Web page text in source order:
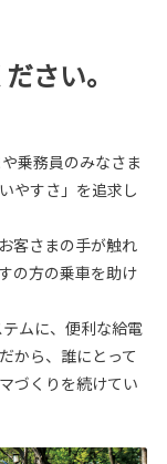
さい。
乗務員のみなさま
やすさ」を追求し
客さまの手が触れ
の方の乗車を助け
ムに、便利な給電
から、誰にとって
づくりを続けてい